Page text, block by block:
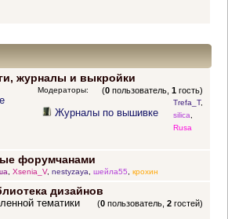
журналы и выкройки
(0 пользователь,1 гость)
Журналы по вышивке
Модераторы:
Trefa_T,
silica,
Rusa
форумчанами
, Xsenia_V, nestyzaya, шейла55, крохин
дизайнов
(0 пользователь,2 гостей)
тематики